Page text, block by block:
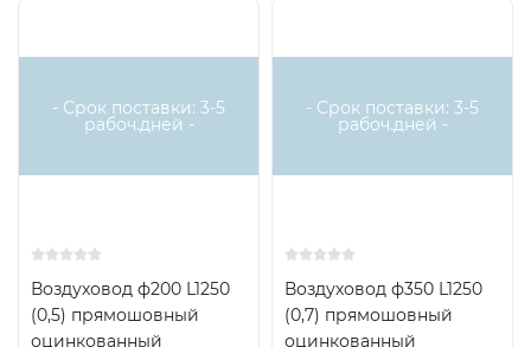
- Срок поставки: 3-5
рабоч.дней -
Воздуховод ф200 L1250
(0,5) прямошовный
оцинкованный
- Срок поставки: 3-5
рабоч.дней -
Воздуховод ф350 L1250
(0,7) прямошовный
оцинкованный